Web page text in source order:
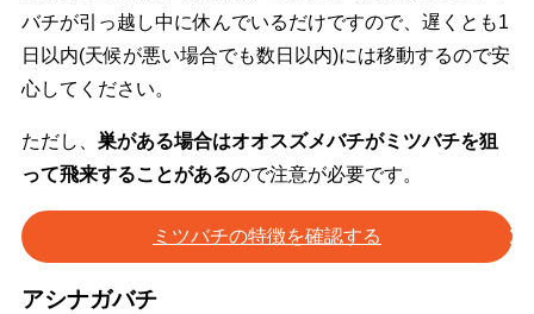
バチが引っ越し中に休んでいるだけですので、遅くとも1
日以内(天候が悪い場合でも数日以内)には移動するので安
心してください。
ただし、 巣がある場合はオオスズメバチがミツバチを狙
って飛来することがあるので注意が必要です。
ミツバチの特徴を確認する
アシナガバチ